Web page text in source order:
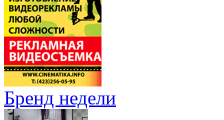
Бренд недели